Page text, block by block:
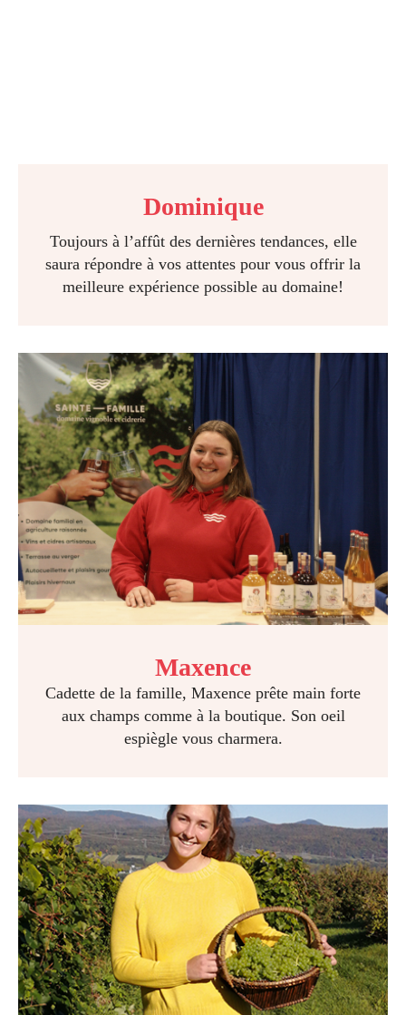
Dominique
Toujours à l’affût des dernières tendances, elle
saura répondre à vos attentes pour vous offrir la
meilleure expérience possible au domaine!
Maxence
Cadette de la famille, Maxence prête main forte
aux champs comme à la boutique. Son oeil
espiègle vous charmera.